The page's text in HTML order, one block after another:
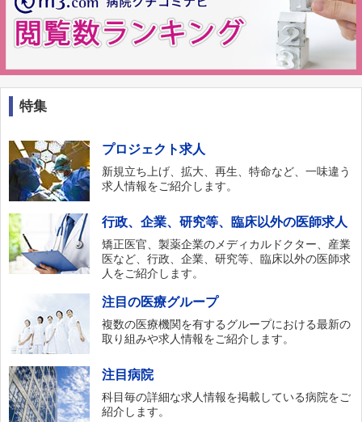
特集
プロジェクト求人
新規立ち上げ、拡大、再生、特命など、一味違う
求人情報をご紹介します。
行政、企業、研究等、臨床以外の医師求人
矯正医官、製薬企業のメディカルドクター、産業
医など、行政、企業、研究等、臨床以外の医師求
人をご紹介します。
注目の医療グループ
複数の医療機関を有するグループにおける最新の
取り組みや求人情報をご紹介します。
注目病院
科目毎の詳細な求人情報を掲載している病院をご
紹介します。